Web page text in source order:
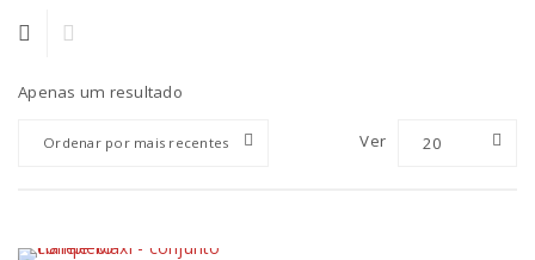
Apenas um resultado
Ordenar por mais recentes Ver 20